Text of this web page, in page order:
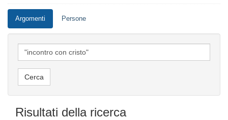
Argomenti Persone
Risultati della ricerca